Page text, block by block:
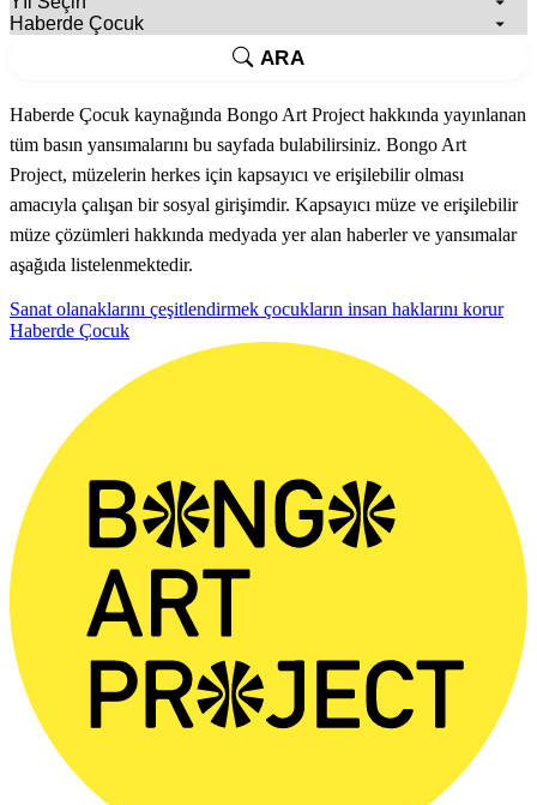
ARA
Haberde Çocuk kaynağında Bongo Art Project hakkında yayınlanan
tüm basın yansımalarını bu sayfada bulabilirsiniz. Bongo Art
Project, müzelerin herkes için kapsayıcı ve erişilebilir olması
amacıyla çalışan bir sosyal girişimdir. Kapsayıcı müze ve erişilebilir
müze çözümleri hakkında medyada yer alan haberler ve yansımalar
aşağıda listelenmektedir.
Sanat olanaklarını çeşitlendirmek çocukların insan haklarını korur
Haberde Çocuk